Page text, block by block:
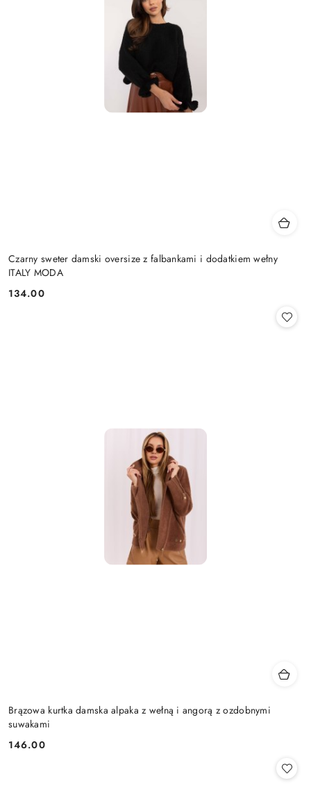
Czarny sweter damski oversize z falbankami i dodatkiem wełny
ITALY MODA
Cena:
134.00
Brązowa kurtka damska alpaka z wełną i angorą z ozdobnymi
suwakami
Cena:
146.00